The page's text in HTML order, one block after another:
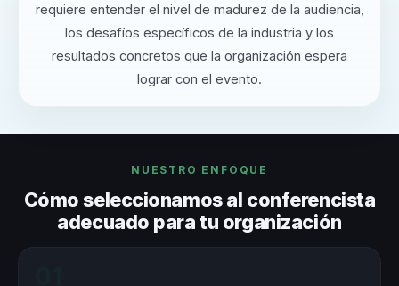
requiere entender el nivel de madurez de la audiencia,
los desafíos específicos de la industria y los
resultados concretos que la organización espera
lograr con el evento.
NUESTRO ENFOQUE
Cómo seleccionamos al conferencista
adecuado para tu organización